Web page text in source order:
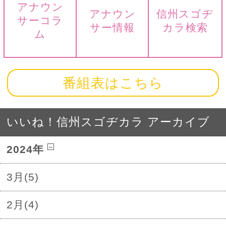
アナウン
サーコラ
ム
アナウン
サー情報
信州スゴヂ
カラ検索
番組表はこちら
いいね！信州スゴヂカラ アーカイブ
2024年
3月(5)
2月(4)